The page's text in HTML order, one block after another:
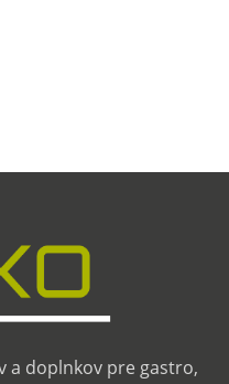
a doplnkov pre gastro,